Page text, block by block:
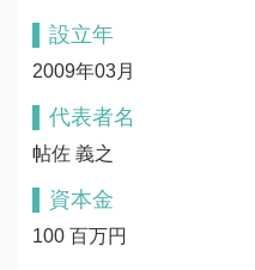
設立年
2009年03月
代表者名
帖佐 義之
資本金
100 百万円